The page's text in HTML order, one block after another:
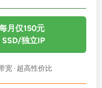
月仅150元
独立IP
宽 · 超高性价比